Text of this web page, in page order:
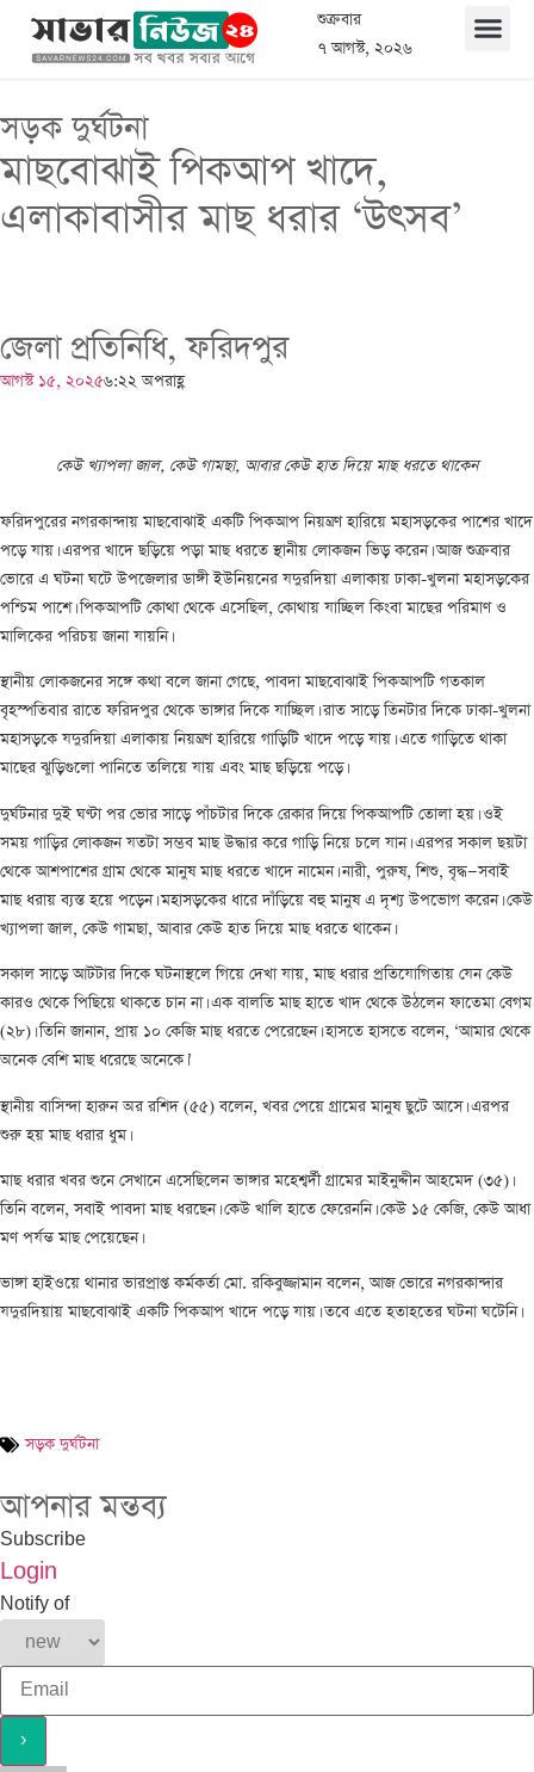
শুক্রবার
৭ আগস্ট, ২০২৬
সড়ক দুর্ঘটনা
মাছবোঝাই পিকআপ খাদে,
এলাকাবাসীর মাছ ধরার ‘উৎসব’
জেলা প্রতিনিধি, ফরিদপুর
আগস্ট ১৫, ২০২৫৬:২২ অপরাহ্ণ
কেউ খ্যাপলা জাল, কেউ গামছা, আবার কেউ হাত দিয়ে মাছ ধরতে থাকেন
ফরিদপুরের নগরকান্দায় মাছবোঝাই একটি পিকআপ নিয়ন্ত্রণ হারিয়ে মহাসড়কের পাশের খাদে
পড়ে যায়। এরপর খাদে ছড়িয়ে পড়া মাছ ধরতে স্থানীয় লোকজন ভিড় করেন। আজ শুক্রবার
ভোরে এ ঘটনা ঘটে উপজেলার ডাঙ্গী ইউনিয়নের যদুরদিয়া এলাকায় ঢাকা-খুলনা মহাসড়কের
পশ্চিম পাশে। পিকআপটি কোথা থেকে এসেছিল, কোথায় যাচ্ছিল কিংবা মাছের পরিমাণ ও
মালিকের পরিচয় জানা যায়নি।
স্থানীয় লোকজনের সঙ্গে কথা বলে জানা গেছে, পাবদা মাছবোঝাই পিকআপটি গতকাল
বৃহস্পতিবার রাতে ফরিদপুর থেকে ভাঙ্গার দিকে যাচ্ছিল। রাত সাড়ে তিনটার দিকে ঢাকা-খুলনা
মহাসড়কে যদুরদিয়া এলাকায় নিয়ন্ত্রণ হারিয়ে গাড়িটি খাদে পড়ে যায়। এতে গাড়িতে থাকা
মাছের ঝুড়িগুলো পানিতে তলিয়ে যায় এবং মাছ ছড়িয়ে পড়ে।
দুর্ঘটনার দুই ঘণ্টা পর ভোর সাড়ে পাঁচটার দিকে রেকার দিয়ে পিকআপটি তোলা হয়। ওই
সময় গাড়ির লোকজন যতটা সম্ভব মাছ উদ্ধার করে গাড়ি নিয়ে চলে যান। এরপর সকাল ছয়টা
থেকে আশপাশের গ্রাম থেকে মানুষ মাছ ধরতে খাদে নামেন। নারী, পুরুষ, শিশু, বৃদ্ধ—সবাই
মাছ ধরায় ব্যস্ত হয়ে পড়েন। মহাসড়কের ধারে দাঁড়িয়ে বহু মানুষ এ দৃশ্য উপভোগ করেন। কেউ
খ্যাপলা জাল, কেউ গামছা, আবার কেউ হাত দিয়ে মাছ ধরতে থাকেন।
সকাল সাড়ে আটটার দিকে ঘটনাস্থলে গিয়ে দেখা যায়, মাছ ধরার প্রতিযোগিতায় যেন কেউ
কারও থেকে পিছিয়ে থাকতে চান না। এক বালতি মাছ হাতে খাদ থেকে উঠলেন ফাতেমা বেগম
(২৮)। তিনি জানান, প্রায় ১০ কেজি মাছ ধরতে পেরেছেন। হাসতে হাসতে বলেন, ‘আমার থেকে
অনেক বেশি মাছ ধরেছে অনেকে।’
স্থানীয় বাসিন্দা হারুন অর রশিদ (৫৫) বলেন, খবর পেয়ে গ্রামের মানুষ ছুটে আসে। এরপর
শুরু হয় মাছ ধরার ধুম।
মাছ ধরার খবর শুনে সেখানে এসেছিলেন ভাঙ্গার মহেশ্বর্দী গ্রামের মাইনুদ্দীন আহমেদ (৩৫)।
তিনি বলেন, সবাই পাবদা মাছ ধরছেন। কেউ খালি হাতে ফেরেননি। কেউ ১৫ কেজি, কেউ আধা
মণ পর্যন্ত মাছ পেয়েছেন।
ভাঙ্গা হাইওয়ে থানার ভারপ্রাপ্ত কর্মকর্তা মো. রকিবুজ্জামান বলেন, আজ ভোরে নগরকান্দার
যদুরদিয়ায় মাছবোঝাই একটি পিকআপ খাদে পড়ে যায়। তবে এতে হতাহতের ঘটনা ঘটেনি।
সড়ক দুর্ঘটনা
আপনার মন্তব্য
Subscribe
Login
Notify of